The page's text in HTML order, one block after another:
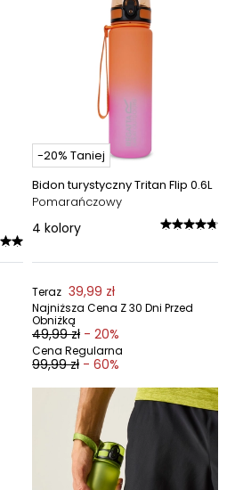
-20% Taniej
Bidon turystyczny Tritan Flip 0.6L
Pomarańczowy
4 kolory
Teraz 39,99 zł
Najniższa Cena Z 30 Dni Przed
Obniżką
49,99 zł - 20%
Cena Regularna
99,99 zł - 60%